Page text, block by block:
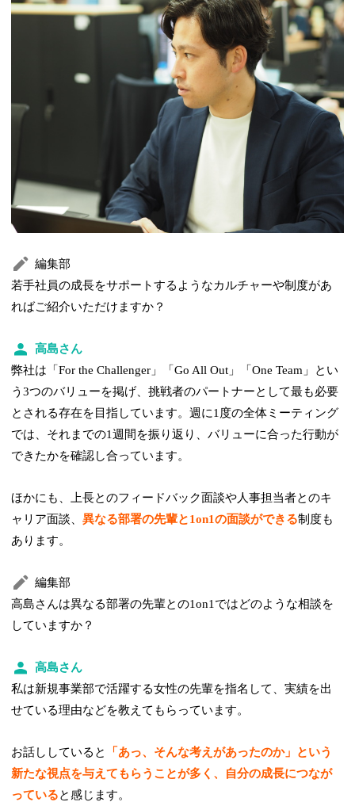
編集部
若手社員の成長をサポートするようなカルチャーや制度があ
ればご紹介いただけますか？
高島さん
弊社は「For the Challenger」「Go All Out」「One Team」とい
う3つのバリューを掲げ、挑戦者のパートナーとして最も必要
とされる存在を目指しています。週に1度の全体ミーティング
では、それまでの1週間を振り返り、バリューに合った行動が
できたかを確認し合っています。
ほかにも、上長とのフィードバック面談や人事担当者とのキ
ャリア面談、異なる部署の先輩と1on1の面談ができる制度も
あります。
編集部
高島さんは異なる部署の先輩との1on1ではどのような相談を
していますか？
高島さん
私は新規事業部で活躍する女性の先輩を指名して、実績を出
せている理由などを教えてもらっています。
お話ししていると
「あっ、そんな考えがあったのか」という
新たな視点を与えてもらうことが多く、自分の成長につなが
っていると感じます。